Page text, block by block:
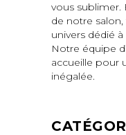
vous sublimer.
de notre
univers dédié
Notre équipe
accueille pour
inégalée.